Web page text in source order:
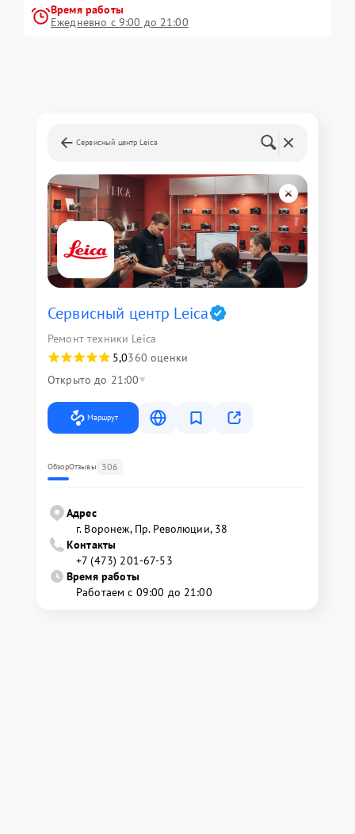
Время работы
Ежедневно с 9:00 до 21:00
Сервисный центр Leica
Сервисный центр Leica
Ремонт техники Leica
5,0360 оценки
Открыто до 21:00
Маршрут
ОбзорОтзывы 306
Адрес
г. Воронеж, Пр. Революции, 38
Контакты
+7 (473) 201-67-53
Время работы
Работаем с 09:00 до 21:00